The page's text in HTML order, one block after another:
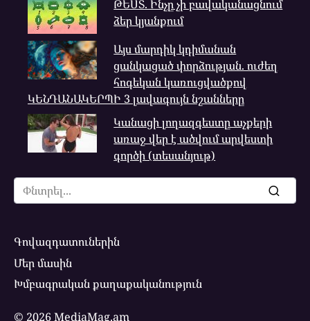
ԹԵՍՏ. Ինչը չի բավականացնում
ձեր կյանքում
Այս մարդիկ կդիմանան
ցանկացած փորձության. ուժեղ
հոգեկան կառուցվածքով
ԿԵՆԴԱՆԱԿԵՐՊԻ 3 լավագույն նշանները
Կանացի լողազգեստը աչքերի
առաջ վեր է ածվում արվեստի
գործի (տեսանյութ)
Search
for:
Գովազդատուներին
Մեր մասին
Խմբագրական քաղաքականություն
© 2026 MediaMag.am